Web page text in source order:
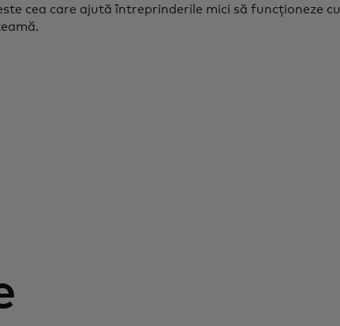
cea care ajută întreprinderile mici să funcționeze cu